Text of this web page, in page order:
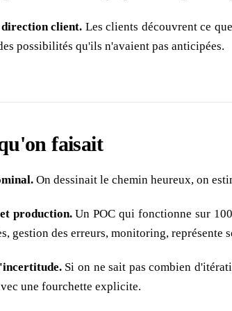
direction client. Les clients découvrent ce
possibilités qu'ils n'avaient pas anticipées.
faisait
On dessinait le chemin heureux, on
production.Un POC qui fonctionne sur
gestion des erreurs, monitoring, représente
Si on ne sait pas combien
une fourchette explicite.